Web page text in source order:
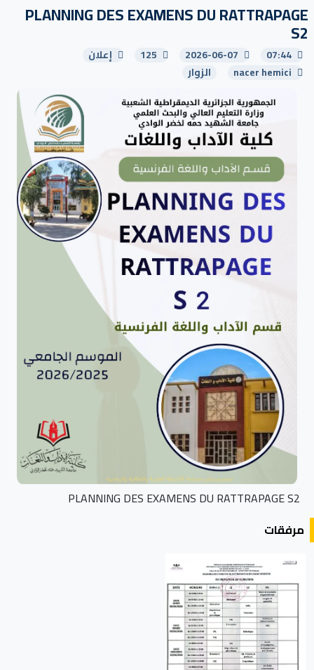
PLANNING DES EXAMENS DU RATTRAPAGE
S2
07:44
2026-06-07
125
إعلان
nacer hemici
الزوار
PLANNING DES EXAMENS DU RATTRAPAGE S2
مرفقات